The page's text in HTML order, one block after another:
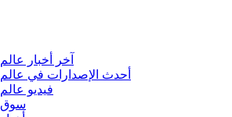
آخر أخبار
أحدث الإصدارات في
فيديو
سوق